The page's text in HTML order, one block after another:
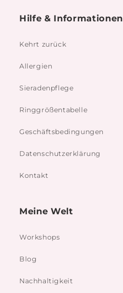
Hilfe & Informationen
Kehrt zurück
Allergien
Sieradenpflege
Ringgrößentabelle
Geschäftsbedingungen
Datenschutzerklärung
Kontakt
Meine Welt
Workshops
Blog
Nachhaltigkeit